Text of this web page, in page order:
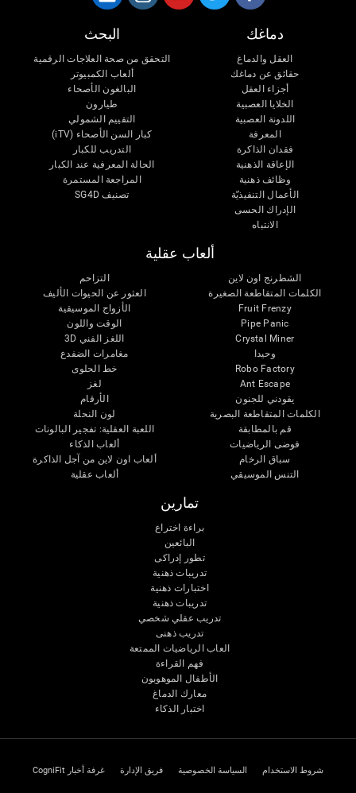
دماغك
العقل والدماغ
حقائق عن دماغك
أجزاء العقل
الخلايا العصبية
اللدونة العصبية
المعرفة
فقدان الذاكرة
الإعاقة الذهنية
وظائف ذهنية
الأعمال التنفيذيّة
الإدراك الحسى
الانتباه
البحث
التحقق من صحة العلاجات الرقمية
ألعاب الكمبيوتر
البالغون الأصحاء
طيارون
التقييم الشمولي
كبار السن الأصحاء (iTV)
التدريب للكبار
الحالة المعرفية عند الكبار
المراجعة المستمرة
تصنيف SG4D
ألعاب عقلية
الشطرنج اون لاين
الكلمات المتقاطعة الصغيرة
Fruit Frenzy
Pipe Panic
Crystal Miner
وحيدا
Robo Factory
Ant Escape
يقودني للجنون
الكلمات المتقاطعة البصرية
قم بالمطابقة
فوضى الرياضيات
سباق الرخام
التنس الموسيقي
التزاحم
العثور عن الحيوات الأليف
الأزواج الموسيقية
الوقت واللون
اللغز الفني 3D
مغامرات الضفدع
خط الحلوى
لغز
الأرقام
لون النحلة
اللعبة العقلية: تفجير البالونات
ألعاب الذكاء
ألعاب اون لاين من آجل الذاكرة
ألعاب عقلية
تمارين
براءة اختراع
البائعين
تطور إدراكى
تدريبات ذهنية
اختبارات ذهنية
تدريبات ذهنية
تدريب عقلي شخصي
تدريب ذهنى
العاب الرياضيات الممتعة
فهم القراءة
الأطفال الموهوبون
معارك الدماغ
اختبار الذكاء
شروط الاستخدام السياسة الخصوصية فريق الإدارة غرفة أخبار CogniFit